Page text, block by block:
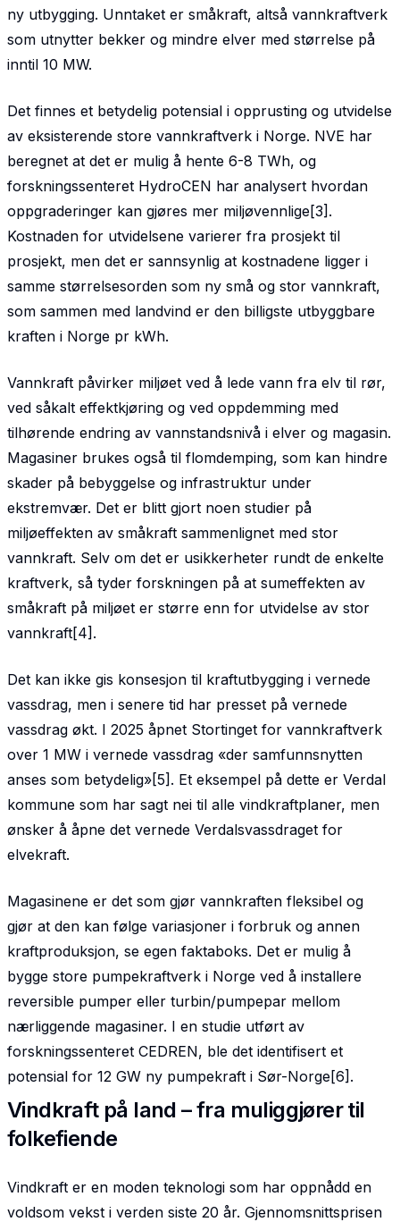
ny utbygging. Unntaket er småkraft, altså vannkraftverk
som utnytter bekker og mindre elver med størrelse på
inntil 10 MW.
Det finnes et betydelig potensial i opprusting og utvidelse
av eksisterende store vannkraftverk i Norge. NVE har
beregnet at det er mulig å hente 6-8 TWh, og
forskningssenteret HydroCEN har analysert hvordan
oppgraderinger kan gjøres mer miljøvennlige[3].
Kostnaden for utvidelsene varierer fra prosjekt til
prosjekt, men det er sannsynlig at kostnadene ligger i
samme størrelsesorden som ny små og stor vannkraft,
som sammen med landvind er den billigste utbyggbare
kraften i Norge pr kWh.
Vannkraft påvirker miljøet ved å lede vann fra elv til rør,
ved såkalt effektkjøring og ved oppdemming med
tilhørende endring av vannstandsnivå i elver og magasin.
Magasiner brukes også til flomdemping, som kan hindre
skader på bebyggelse og infrastruktur under
ekstremvær. Det er blitt gjort noen studier på
miljøeffekten av småkraft sammenlignet med stor
vannkraft. Selv om det er usikkerheter rundt de enkelte
kraftverk, så tyder forskningen på at sumeffekten av
småkraft på miljøet er større enn for utvidelse av stor
vannkraft[4].
Det kan ikke gis konsesjon til kraftutbygging i vernede
vassdrag, men i senere tid har presset på vernede
vassdrag økt. I 2025 åpnet Stortinget for vannkraftverk
over 1 MW i vernede vassdrag «der samfunnsnytten
anses som betydelig»[5]. Et eksempel på dette er Verdal
kommune som har sagt nei til alle vindkraftplaner, men
ønsker å åpne det vernede Verdalsvassdraget for
elvekraft.
Magasinene er det som gjør vannkraften fleksibel og
gjør at den kan følge variasjoner i forbruk og annen
kraftproduksjon, se egen faktaboks. Det er mulig å
bygge store pumpekraftverk i Norge ved å installere
reversible pumper eller turbin/pumpepar mellom
nærliggende magasiner. I en studie utført av
forskningssenteret CEDREN, ble det identifisert et
potensial for 12 GW ny pumpekraft i Sør-Norge[6].
Vindkraft på land – fra muliggjører til
folkefiende
Vindkraft er en moden teknologi som har oppnådd en
voldsom vekst i verden siste 20 år. Gjennom­snittsprisen